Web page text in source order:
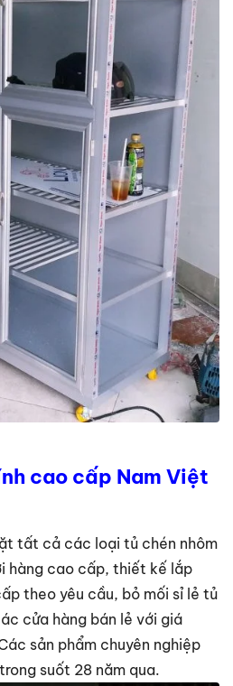
cao cấp Nam Việt
tất cả các loại tủ chén nhôm
hàng cao cấp, thiết kế lắp
theo yêu cầu, bỏ mối sỉ lẻ tủ
cửa hàng bán lẻ với giá
sản phẩm chuyên nghiệp
suốt 28 năm qua.